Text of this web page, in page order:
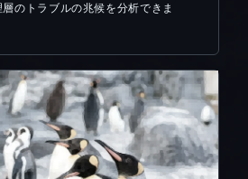
のトラブルの兆候を分析できま